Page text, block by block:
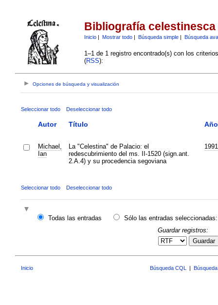
Bibliografía celestinesca
Inicio| Mostrar todo| Búsqueda simple| Búsqueda
1–1 de 1 registro encontrado(s) con los
(RSS):
Opciones de búsqueda y visualización
Seleccionar todo Deseleccionar todo
Autor Título Año
Michael,
Ian
La "Celestina" de Palacio: el
redescubrimiento del ms. II-1520 (sign.ant.
2.A.4) y su procedencia segoviana
1991
Seleccionar todo Deseleccionar todo
Todas las entradas
Sólo las entradas seleccionadas:
Guardar registros:
Guardar
Inicio Búsqueda CQL